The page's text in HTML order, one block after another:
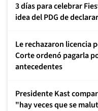
3 días para celebrar
idea del PDG de
Le rechazaron licencia
Corte ordenó pagarla
antecedentes
Presidente Kast
"hay veces que se